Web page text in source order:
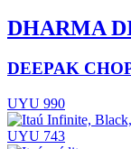
DHARMA
DEEPAK
UYU 990
UYU 743